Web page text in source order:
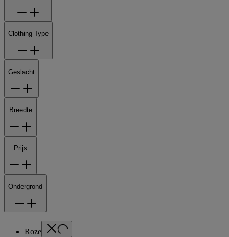
Clothing Type
Geslacht
Breedte
Prijs
Ondergrond
Roze